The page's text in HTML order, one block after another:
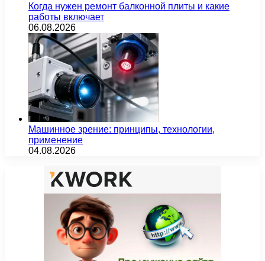
Когда нужен ремонт балконной плиты и какие
работы включает
06.08.2026
Машинное зрение: принципы, технологии,
применение
04.08.2026